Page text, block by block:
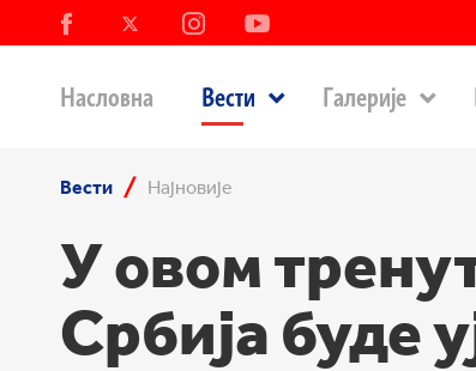
Насловна Вести Галерије
Вести Најновије
У овом
Србија буде